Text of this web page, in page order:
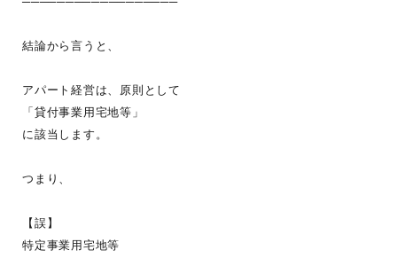
結論から言うと、
アパート経営は、原則として
「貸付事業用宅地等」
に該当します。
つまり、
【誤】
特定事業用宅地等